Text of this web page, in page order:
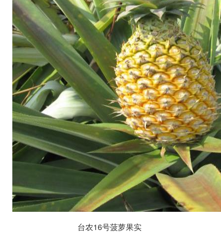
台农16号菠萝果实